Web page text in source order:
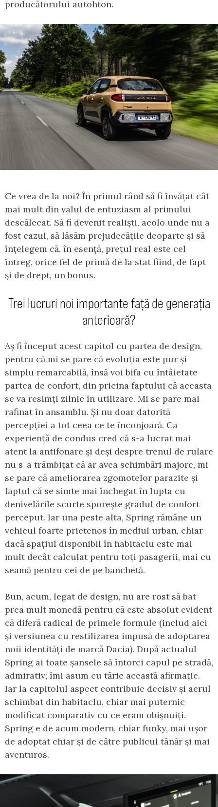
producătorului autohton.
Ce vrea de la noi? În primul rând să fi învățat cât
mai mult din valul de entuziasm al primului
descălecat. Să fi devenit realiști, acolo unde nu a
fost cazul, să lăsăm prejudecățile deoparte și să
înțelegem că, în esență, prețul real este cel
întreg, orice fel de primă de la stat fiind, de fapt
și de drept, un bonus.
Trei lucruri noi importante față de generația
anterioară?
Aș fi început acest capitol cu partea de design,
pentru că mi se pare că evoluția este pur și
simplu remarcabilă, însă voi bifa cu întâietate
partea de confort, din pricina faptului că aceasta
se va resimți zilnic în utilizare. Mi se pare mai
rafinat în ansamblu. Și nu doar datorită
percepției a tot ceea ce te înconjoară. Ca
experiență de condus cred că s-a lucrat mai
atent la antifonare și deși despre trenul de rulare
nu s-a trâmbițat că ar avea schimbări majore, mi
se pare că ameliorarea zgomotelor parazite și
faptul că se simte mai închegat în lupta cu
denivelările scurte sporește gradul de confort
perceput. Iar una peste alta, Spring rămâne un
vehicul foarte prietenos în mediul urban, chiar
dacă spațiul disponibil în habitaclu este mai
mult decât calculat pentru toți pasagerii, mai cu
seamă pentru cei de pe banchetă.
Bun, acum, legat de design, nu are rost să bat
prea mult monedă pentru că este absolut evident
că diferă radical de primele formule (includ aici
și versiunea cu restilizarea impusă de adoptarea
noii identități de marcă Dacia). După actualul
Spring ai toate șansele să întorci capul pe stradă,
admirativ; îmi asum cu tărie această afirmație.
Iar la capitolul aspect contribuie decisiv și aerul
schimbat din habitaclu, chiar mai puternic
modificat comparativ cu ce eram obișnuiți.
Spring e de acum modern, chiar funky, mai ușor
de adoptat chiar și de către publicul tânăr și mai
aventuros.